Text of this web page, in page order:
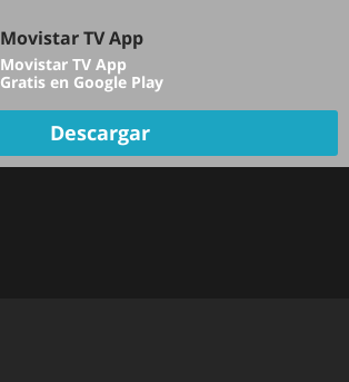
TV EN VIVO
Movistar TV App
Movistar TV App
Gratis en Google Play
Descargar